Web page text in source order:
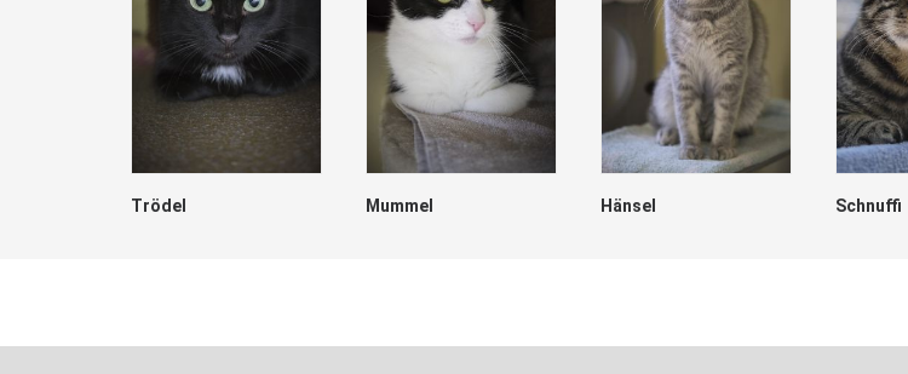
Trödel Mummel Hänsel Schnuffi